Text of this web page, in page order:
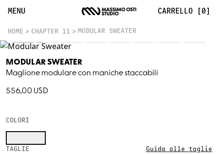
MENU CARRELLO [0]
HOME CHAPTER 11 MODULAR SWEATER
MODULAR SWEATER
Maglione modulare con maniche staccabili
556,00 USD
COLORI
TAGLIE Guida alle taglie